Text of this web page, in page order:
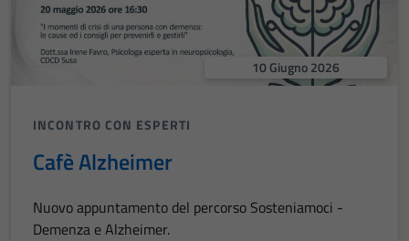
10 Giugno 2026
INCONTRO CON ESPERTI
Cafè Alzheimer
Nuovo appuntamento del percorso Sosteniamoci -
Demenza e Alzheimer.